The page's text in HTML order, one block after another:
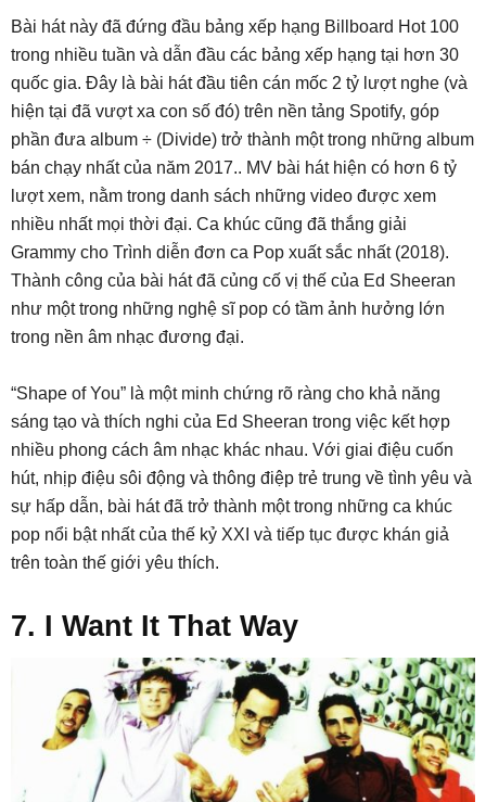
Bài hát này đã đứng đầu bảng xếp hạng Billboard Hot 100
trong nhiều tuần và dẫn đầu các bảng xếp hạng tại hơn 30
quốc gia. Đây là bài hát đầu tiên cán mốc 2 tỷ lượt nghe (và
hiện tại đã vượt xa con số đó) trên nền tảng Spotify, góp
phần đưa album ÷ (Divide) trở thành một trong những album
bán chạy nhất của năm 2017.. MV bài hát hiện có hơn 6 tỷ
lượt xem, nằm trong danh sách những video được xem
nhiều nhất mọi thời đại. Ca khúc cũng đã thắng giải
Grammy cho Trình diễn đơn ca Pop xuất sắc nhất (2018).
Thành công của bài hát đã củng cố vị thế của Ed Sheeran
như một trong những nghệ sĩ pop có tầm ảnh hưởng lớn
trong nền âm nhạc đương đại.
“Shape of You” là một minh chứng rõ ràng cho khả năng
sáng tạo và thích nghi của Ed Sheeran trong việc kết hợp
nhiều phong cách âm nhạc khác nhau. Với giai điệu cuốn
hút, nhịp điệu sôi động và thông điệp trẻ trung về tình yêu và
sự hấp dẫn, bài hát đã trở thành một trong những ca khúc
pop nổi bật nhất của thế kỷ XXI và tiếp tục được khán giả
trên toàn thế giới yêu thích.
7. I Want It That Way